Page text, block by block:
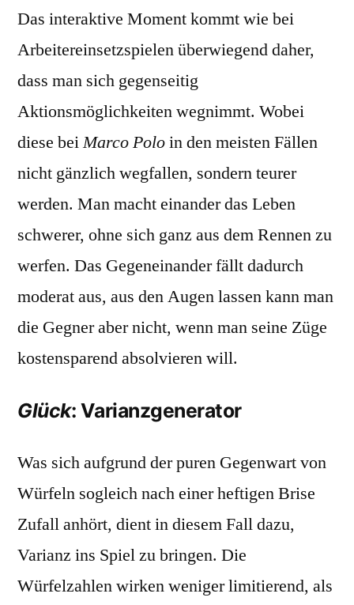
Das interaktive Moment kommt wie bei
Arbeitereinsetzspielen überwiegend daher,
dass man sich gegenseitig
Aktionsmöglichkeiten wegnimmt. Wobei
diese beiMarco Poloin den meisten Fällen
nicht gänzlich wegfallen, sondern teurer
werden. Man macht einander das Leben
schwerer, ohne sich ganz aus dem Rennen zu
werfen. Das Gegeneinander fällt dadurch
moderat aus, aus den Augen lassen kann man
die Gegner aber nicht, wenn man seine Züge
kostensparend absolvieren will.
Glück: Varianzgenerator
Was sich aufgrund der puren Gegenwart von
Würfeln sogleich nach einer heftigen Brise
Zufall anhört, dient in diesem Fall dazu,
Varianz ins Spiel zu bringen. Die
Würfelzahlen wirken weniger limitierend, als